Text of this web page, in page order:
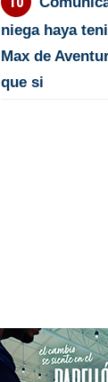
niega haya
Max de
que si